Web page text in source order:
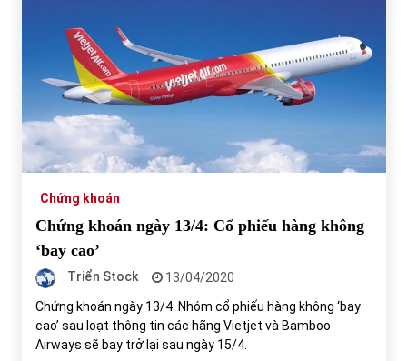
Chứng khoán
Chứng khoán ngày 13/4: Cổ phiếu hàng không
‘bay cao’
Triển Stock
13/04/2020
Chứng khoán ngày 13/4: Nhóm cổ phiếu hàng không ‘bay
cao’ sau loạt thông tin các hãng Vietjet và Bamboo
Airways sẽ bay trở lại sau ngày 15/4.